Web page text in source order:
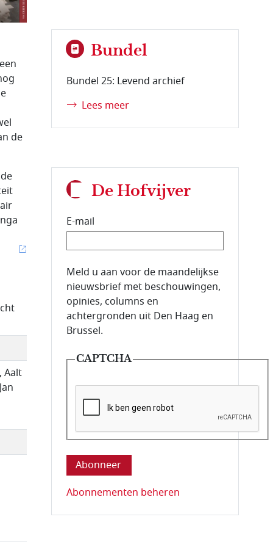
de
, Aalt
Bundel
Bundel 25: Levend archief
Lees meer
De Hofvijver
E-mail
E-mailadres van de abonnee.
Meld u aan voor de maandelijkse
nieuwsbrief met beschouwingen,
opinies, columns en
achtergronden uit Den Haag en
Brussel.
CAPTCHA
Deze vraag is om te controleren dat u
Abonnementen beheren